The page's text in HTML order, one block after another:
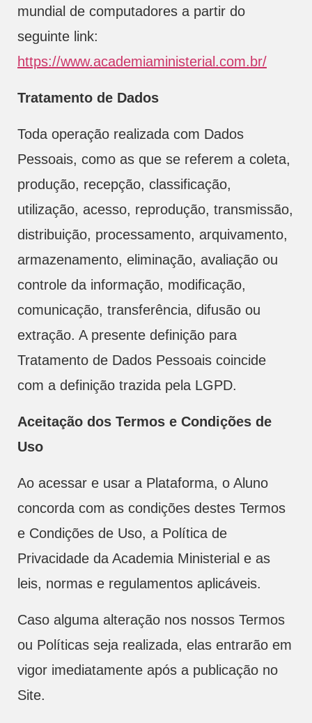
mundial de computadores a partir do
seguinte link:
https://www.academiaministerial.com.br/
Tratamento de Dados
Toda operação realizada com Dados
Pessoais, como as que se referem a coleta,
produção, recepção, classificação,
utilização, acesso, reprodução, transmissão,
distribuição, processamento, arquivamento,
armazenamento, eliminação, avaliação ou
controle da informação, modificação,
comunicação, transferência, difusão ou
extração. A presente definição para
Tratamento de Dados Pessoais coincide
com a definição trazida pela LGPD.
Aceitação dos Termos e Condições de
Uso
Ao acessar e usar a Plataforma, o Aluno
concorda com as condições destes Termos
e Condições de Uso, a Política de
Privacidade da Academia Ministerial e as
leis, normas e regulamentos aplicáveis.
Caso alguma alteração nos nossos Termos
ou Políticas seja realizada, elas entrarão em
vigor imediatamente após a publicação no
Site.